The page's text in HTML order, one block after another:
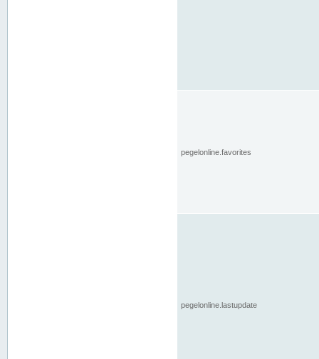
pegelonline.favorites
pegelonline.lastupdate